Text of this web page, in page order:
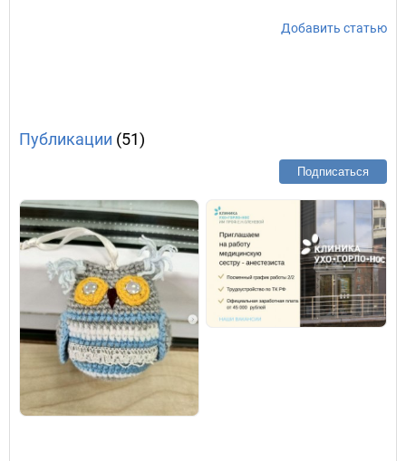
Добавить статью
Публикации (51)
Подписаться